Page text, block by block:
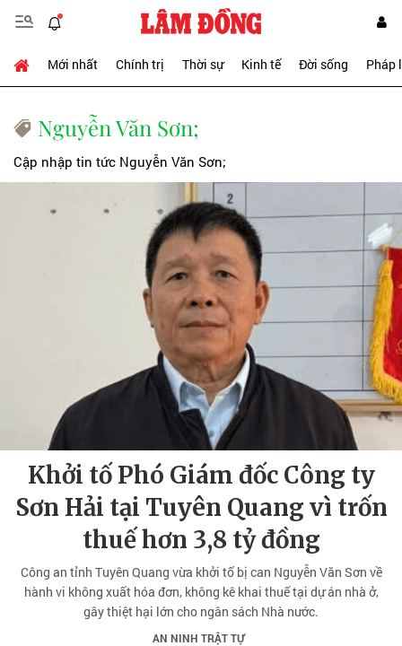
Mới nhất Chính trị Thời sự Kinh tế Đời sống Pháp
Nguyễn Văn Sơn;
Cập nhập tin tức Nguyễn Văn Sơn;
Khởi tố Phó Giám đốc Công ty
Sơn Hải tại Tuyên Quang vì trốn
thuế hơn 3,8 tỷ đồng
Công an tỉnh Tuyên Quang vừa khởi tố bị can Nguyễn Văn Sơn về
hành vi không xuất hóa đơn, không kê khai thuế tại dự án nhà ở,
gây thiệt hại lớn cho ngân sách Nhà nước.
AN NINH TRẬT TỰ